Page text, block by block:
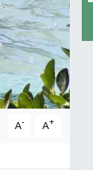
A- A+